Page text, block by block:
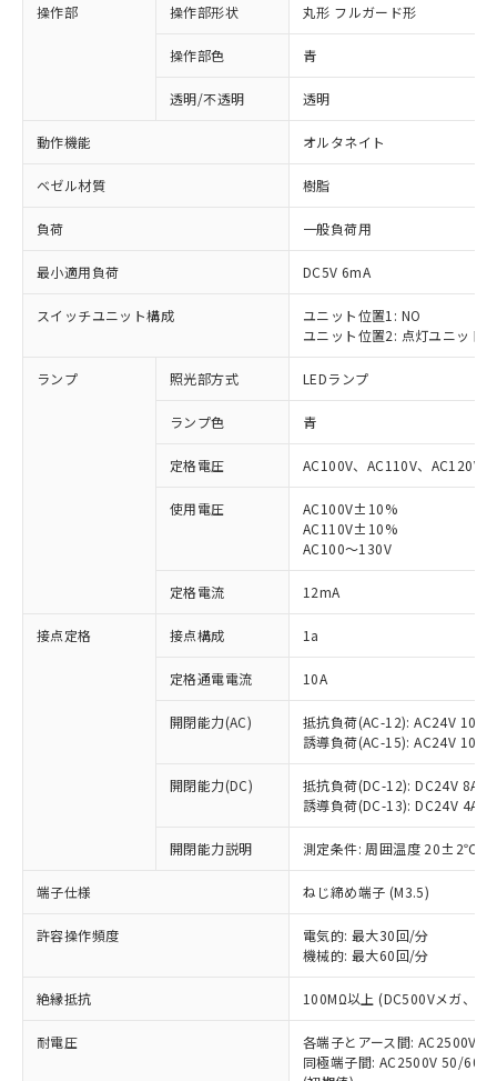
操作部 操作部形状 丸形 フルガード形
操作部色 青
透明/不透明 透明
動作機能 オルタネイト
ベゼル材質 樹脂
負荷 一般負荷用
最小適用負荷 DC5V 6mA
スイッチユニット構成
ユニット位置1: NO
ユニット位置2: 点灯ユニット
ランプ 照光部方式 LEDランプ
ランプ色 青
定格電圧 AC100V、AC110V、AC120V
使用電圧
AC100V±10%
AC110V±10%
AC100～130V
定格電流 12mA
接点定格 接点構成 1a
定格通電電流 10A
開閉能力(AC)
抵抗負荷(AC-12): AC24V 10A/
誘導負荷(AC-15): AC24V
開閉能力(DC)
抵抗負荷(DC-12): DC24V 8A/
誘導負荷(DC-13): DC24V 4A/
開閉能力説明 測定条件: 周囲温度 20±2℃、
端子仕様 ねじ締め端子 (M3.5)
許容操作頻度
電気的: 最大30回/分
機械的: 最大60回/分
絶縁抵抗 100MΩ以上 (DC500Vメガ、点
耐電圧
各端子とアース間: AC2500V
同極端子間: AC2500V 50/
ご利用条件
以下の条件をお読みいただき、同意のうえ
本サービスは、当社制御機器事業取扱
商品の当社在庫状況および標準価格
(税抜)を提供させていただくもので
当社制御機器事業取扱商品の中には、
ことをご了承ください。
在庫状況および標準価格照会結果は、
記載している更新日時点での社内デー
タに基づき作成されるものであり、閲
覧された時点での実際の在庫および標
準価格とは異なる場合があることをご
対応済み：EU RoHS指令（10物質）の
非含有に対応した製品が提供可能な商品で
す。
対応予定：EU RoHS指令（10物質）の非含
有に対応した製品に切り替える予定のある
対応予定なし：EU RoHS指令（10物質）の
非含有に非対応の商品で、対応品を出す予
調査・確認中：EU RoHS指令（10物質）の
非含有の対応状況を調査中または確認中の
非該当品：ライセンス料など無形物で、有
害物質有無と関係のない商品です。
仕入先様の事情により、非含有部品として
いたものが、含有品と判明した場合などや
むを得ず変更することがあります。
*EU RoHS指令（10物質）：
鉛(Pb) 1000ppm以下、 水銀(Hg) 1000ppm以下、 カド
六価クロム(Cr(Ⅵ)) 1000ppm以下、ポリ臭化ビフェニル
類(PBB) 1000ppm以下、ポリ臭化ジフェニルエーテル類
「○」：最大均質材料含有率が中国RoHSの
基準値以下であることを示します。
「×」：最大均質材料含有率が中国RoHSの
基準値を超えていることを示します。
「－」：未確認です。当社販売部門へお問
*中国RoHS10物質の基準値 (GB/T26572)：
Pb(鉛) :1000ppm、 Hg(水銀) : 1000ppm、 Cd(カドミウ
Cr(Ⅵ)(六価クロム) : 1000ppm、 PBBs(ポリ臭化ビフェ
当社は、これら貴社製品のうち、外国
為替および外国貿易法に定める商品
または国外への提供する場合は、日本
国政府の輸出許可(または役務取引許
可)を取得するなどの必要な手続きを